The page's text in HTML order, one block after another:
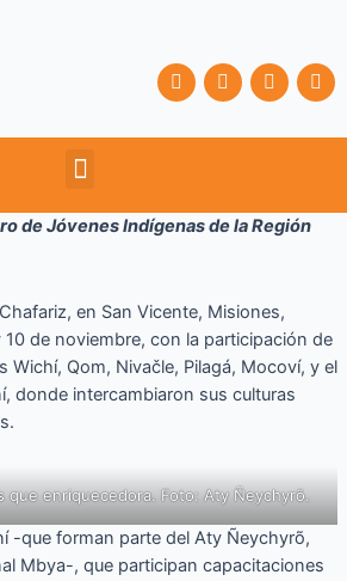
F
a
T
w
Y
o
I
n
Menu
de Jóvenes Indígenas de la Región
en San Vicente, Misiones,
de noviembre, con la participación de
Wichí, Qom, Nivačle, Pilagá, Mocoví, y el
donde intercambiaron sus culturas
que enriquecedora. Foto: Aty Ñeychyrõ.
-que forman parte del Aty Ñeychyrõ,
Mbya-, que participan capacitaciones